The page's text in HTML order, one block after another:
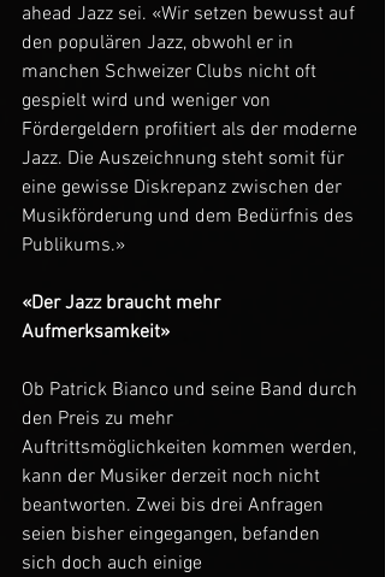
ahead Jazz sei. «Wir setzen bewusst auf
den populären Jazz, obwohl er in
manchen Schweizer Clubs nicht oft
gespielt wird und weniger von
Fördergeldern profitiert als der moderne
Jazz. Die Auszeichnung steht somit für
eine gewisse Diskrepanz zwischen der
Musikförderung und dem Bedürfnis des
Publikums.»
«Der Jazz braucht mehr
Aufmerksamkeit»
Ob Patrick Bianco und seine Band durch
den Preis zu mehr
Auftrittsmöglichkeiten kommen werden,
kann der Musiker derzeit noch nicht
beantworten. Zwei bis drei Anfragen
seien bisher eingegangen, befanden
sich doch auch einige